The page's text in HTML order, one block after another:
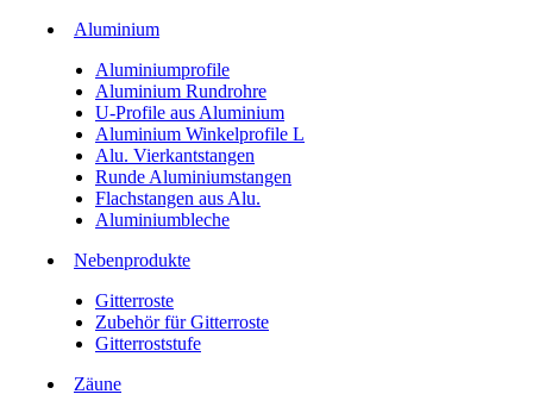
Aluminium
Aluminiumprofile
Aluminium Rundrohre
U-Profile aus Aluminium
Aluminium Winkelprofile L
Alu. Vierkantstangen
Runde Aluminiumstangen
Flachstangen aus Alu.
Aluminiumbleche
Nebenprodukte
Gitterroste
Zubehör für Gitterroste
Gitterroststufe
Zäune